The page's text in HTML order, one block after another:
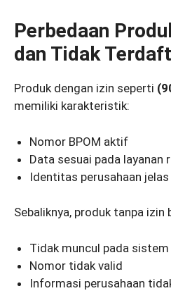
Perbedaan
dan Tidak
Produk dengan izin seperti
memiliki karakteristik:
Nomor BPOM aktif
Data sesuai pada layanan
Identitas perusahaan jelas
Sebaliknya, produk tanpa izin
Tidak muncul pada sistem
Nomor tidak valid
Informasi perusahaan